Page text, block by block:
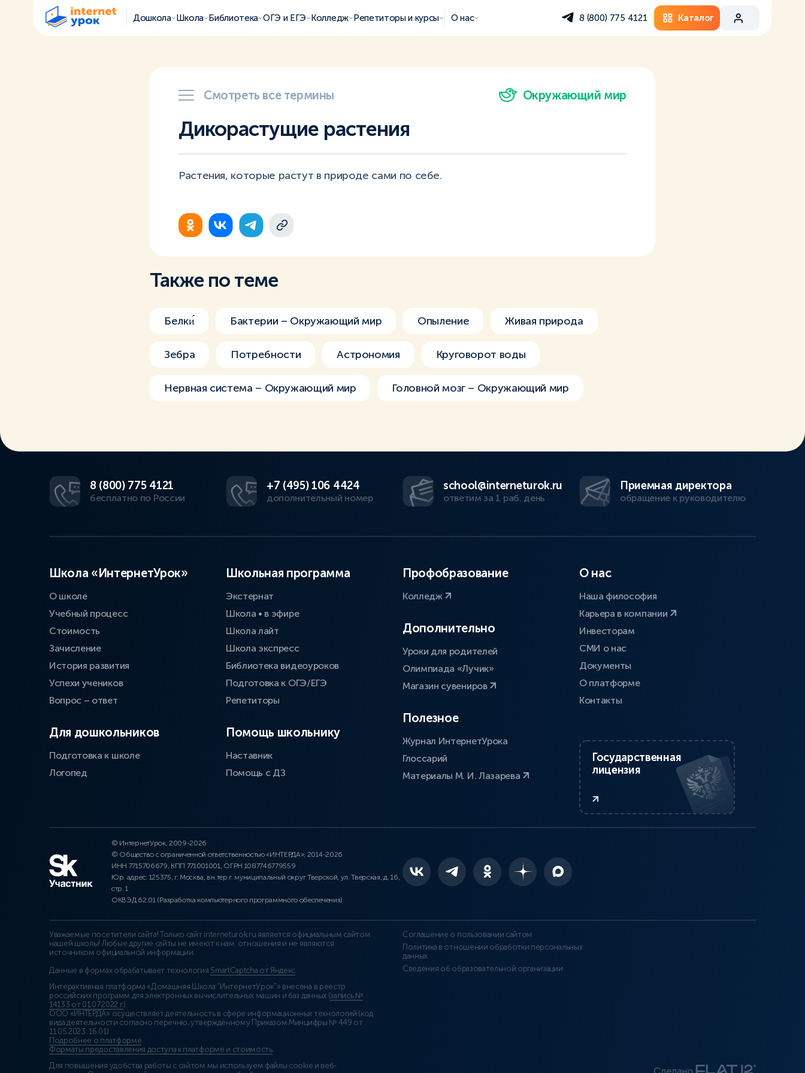
Дошкола Школа Библиотека ОГЭ и ЕГЭ Колледж Репетиторы и курсы О нас 8 (800) 775 4121 Каталог
Смотреть все термины Окружающий мир
Дикорастущие растения
Растения, которые растут в природе сами по себе.
Также по теме
Белки́ Бактерии – Окружающий мир Опыление Живая природа
Зебра Потребности Астрономия Круговорот воды
Нервная система – Окружающий мир Головной мозг – Окружающий мир
8 (800) 775 4121
бесплатно по России
+7 (495) 106 4424
дополнительный номер
school@interneturok.ru
ответим за 1 раб. день
Приемная директора
обращение к руководителю
Школа «ИнтернетУрок»
О школе
Учебный процесс
Стоимость
Зачисление
История развития
Успехи учеников
Вопрос – ответ
Для дошкольников
Подготовка к школе
Логопед
Школьная программа
Экстернат
Школа • в эфире
Школа лайт
Школа экспресс
Библиотека видеоуроков
Подготовка к ОГЭ/ЕГЭ
Репетиторы
Помощь школьнику
Наставник
Помощь с ДЗ
Профобразование
Колледж
Дополнительно
Уроки для родителей
Олимпиада «Лучик»
Магазин сувениров
Полезное
Журнал ИнтернетУрока
Глоссарий
Материалы М. И. Лазарева
О нас
Наша философия
Карьера в компании
Инвесторам
СМИ о нас
Документы
О платформе
Контакты
Государственная
лицензия
© ИнтернетУрок, 2009-2026
© Общество с ограниченной ответственностью «ИНТЕРДА», 2014-2026
ИНН 7715706679, КПП 771001001, ОГРН 1087746779559
Юр. адрес: 125375, г. Москва, вн.тер.г. муниципальный округ Тверской, ул. Тверская, д. 16,
стр. 1
ОКВЭД 62.01 (Разработка компьютерного программного обеспечения)
Уважаемые посетители сайта! Только сайт interneturok.ru является официальным сайтом
нашей школы! Любые другие сайты не имеют к нам отношения и не являются
источником официальной информации.
Данные в формах обрабатывает технология SmartCaptcha от Яндекс
Интерактивная платформа «Домашняя Школа “ИнтернетУрок”» внесена в реестр
российских программ для электронных вычислительных машин и баз данных (запись №
14133 от 01.07.2022 г.).
ООО «ИНТЕРДА» осуществляет деятельность в сфере информационных технологий (код
вида деятельности согласно перечню, утверждённому Приказом Минцифры № 449 от
11.05.2023: 16.01)
Подробнее о платформе.
Форматы предоставления доступа к платформе и стоимость.
Для повышения удобства работы с сайтом мы используем файлы cookie и веб-
Соглашение о пользовании сайтом
Политика в отношении обработки персональных
данных
Сведения об образовательной организации